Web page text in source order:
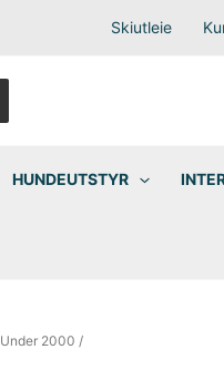
Skiutleie
HUNDEUTSTYR
Under 2000 /